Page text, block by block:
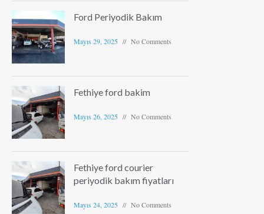
Ford Periyodik Bakım
Mayıs 29, 2025 No Comments
Fethiye ford bakim
Mayıs 26, 2025 No Comments
Fethiye ford courier
periyodik bakım fiyatları
Mayıs 24, 2025 No Comments